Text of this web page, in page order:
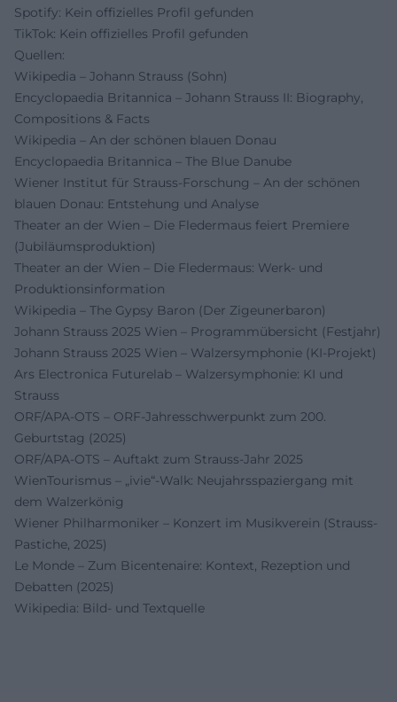
Spotify: Kein offizielles Profil gefunden
TikTok: Kein offizielles Profil gefunden
Quellen:
Wikipedia – Johann Strauss (Sohn)
Encyclopaedia Britannica – Johann Strauss II: Biography,
Compositions & Facts
Wikipedia – An der schönen blauen Donau
Encyclopaedia Britannica – The Blue Danube
Wiener Institut für Strauss-Forschung – An der schönen
blauen Donau: Entstehung und Analyse
Theater an der Wien – Die Fledermaus feiert Premiere
(Jubiläumsproduktion)
Theater an der Wien – Die Fledermaus: Werk- und
Produktionsinformation
Wikipedia – The Gypsy Baron (Der Zigeunerbaron)
Johann Strauss 2025 Wien – Programmübersicht (Festjahr)
Johann Strauss 2025 Wien – Walzersymphonie (KI-Projekt)
Ars Electronica Futurelab – Walzersymphonie: KI und
Strauss
ORF/APA-OTS – ORF-Jahresschwerpunkt zum 200.
Geburtstag (2025)
ORF/APA-OTS – Auftakt zum Strauss-Jahr 2025
WienTourismus – „ivie“-Walk: Neujahrsspaziergang mit
dem Walzerkönig
Wiener Philharmoniker – Konzert im Musikverein (Strauss-
Pastiche, 2025)
Le Monde – Zum Bicentenaire: Kontext, Rezeption und
Debatten (2025)
Wikipedia: Bild- und Textquelle